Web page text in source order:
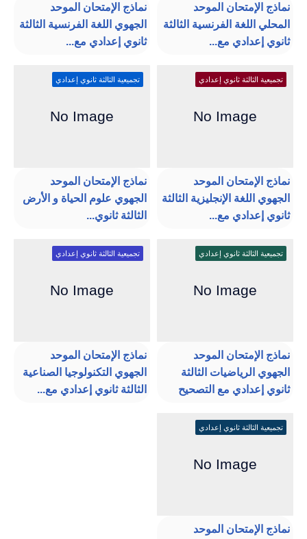
نماذج الإمتحان الموحد
المحلي اللغة الفرنسية الثالثة
ثانوي إعدادي مع...
نماذج الإمتحان الموحد
الجهوي اللغة الفرنسية الثالثة
ثانوي إعدادي مع...
تجميعية الثالثة ثانوي إعدادي
نماذج الإمتحان الموحد
الجهوي اللغة الإنجليزية الثالثة
ثانوي إعدادي مع...
تجميعية الثالثة ثانوي إعدادي
نماذج الإمتحان الموحد
الجهوي علوم الحياة و الأرض
الثالثة ثانوي...
تجميعية الثالثة ثانوي إعدادي
نماذج الإمتحان الموحد
الجهوي الرياضيات الثالثة
ثانوي إعدادي مع التصحيح
تجميعية الثالثة ثانوي إعدادي
نماذج الإمتحان الموحد
الجهوي التكنولوجيا الصناعية
الثالثة ثانوي إعدادي مع...
تجميعية الثالثة ثانوي إعدادي
نماذج الإمتحان الموحد